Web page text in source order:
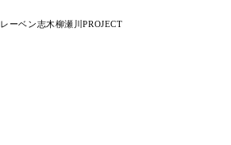
レーベン志木柳瀬川PROJECT